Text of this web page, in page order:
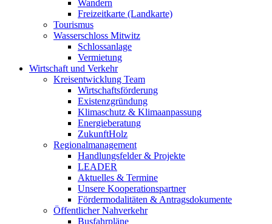
Wandern
Freizeitkarte (Landkarte)
Tourismus
Wasserschloss Mitwitz
Schlossanlage
Vermietung
Wirtschaft und Verkehr
Kreisentwicklung Team
Wirtschaftsförderung
Existenzgründung
Klimaschutz & Klimaanpassung
Energieberatung
ZukunftHolz
Regionalmanagement
Handlungsfelder & Projekte
LEADER
Aktuelles & Termine
Unsere Kooperationspartner
Fördermodalitäten & Antragsdokumente
Öffentlicher Nahverkehr
Busfahrpläne